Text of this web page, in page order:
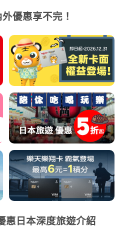
優惠享不完！
惠日本深度旅遊介紹